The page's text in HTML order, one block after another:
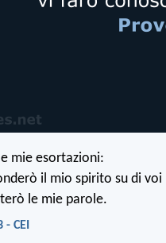
mie esortazioni:
il mio spirito su di voi
le mie parole.
CEI